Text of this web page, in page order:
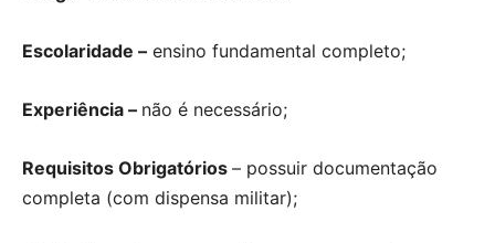
Escolaridade – ensino fundamental completo;
Experiência – não é necessário;
Requisitos Obrigatórios – possuir documentação
completa (com dispensa militar);